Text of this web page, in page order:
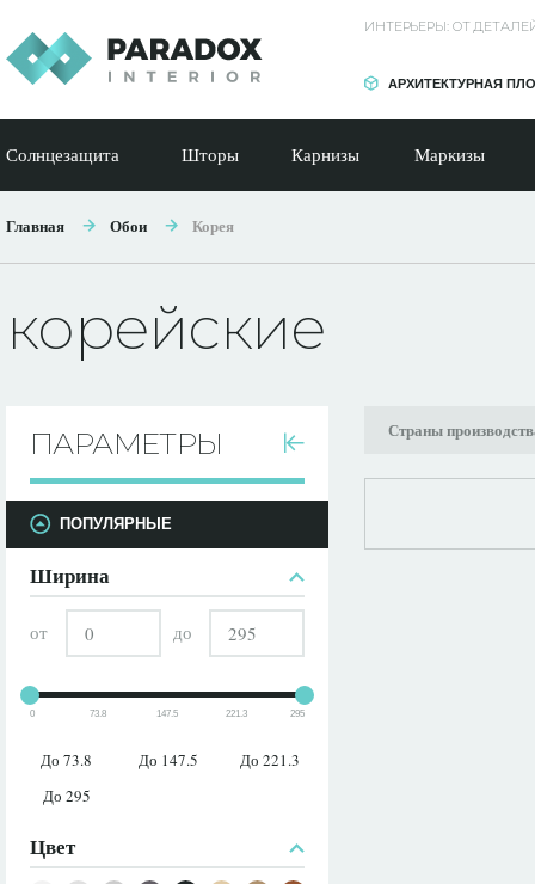
ИНТЕРЬЕРЫ: ОТ
АРХИТЕКТУРНАЯ
Солнцезащита Шторы Карнизы Маркизы
Главная Обои Корея
корейские
ПАРАМЕТРЫ
ПАРАМЕТРЫ
ПОПУЛЯРНЫЕ
Ширина
от до
0 73.8 147.5 221.3 295
До 73.8 До 147.5
До 221.3
До 295
Цвет
Страны